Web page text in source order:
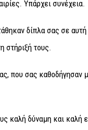
Υπάρχει συνέχεια.
δίπλα σας σε
στήριξή τους.
που σας
καλή δύναμη και καλή